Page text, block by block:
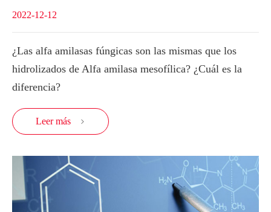
2022-12-12
¿Las alfa amilasas fúngicas son las mismas que los
hidrolizados de Alfa amilasa mesofílica? ¿Cuál es la
diferencia?
Leer más 